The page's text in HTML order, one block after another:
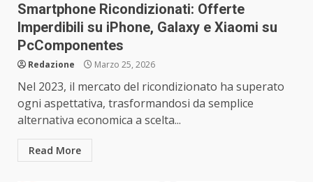
Smartphone Ricondizionati: Offerte
Imperdibili su iPhone, Galaxy e Xiaomi su
PcComponentes
Redazione Marzo 25, 2026
Nel 2023, il mercato del ricondizionato ha superato
ogni aspettativa, trasformandosi da semplice
alternativa economica a scelta...
Read More